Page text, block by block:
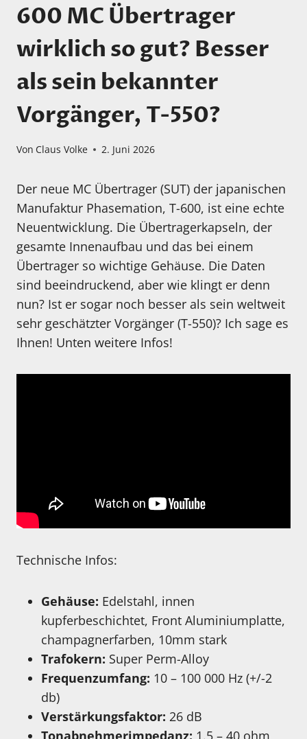
600 MC Übertrager
wirklich so gut? Besser
als sein bekannter
Vorgänger, T-550?
Von Claus Volke 2. Juni 2026
Der neue MC Übertrager (SUT) der japanischen
Manufaktur Phasemation, T-600, ist eine echte
Neuentwicklung. Die Übertragerkapseln, der
gesamte Innenaufbau und das bei einem
Übertrager so wichtige Gehäuse. Die Daten
sind beeindruckend, aber wie klingt er denn
nun? Ist er sogar noch besser als sein weltweit
sehr geschätzter Vorgänger (T-550)? Ich sage es
Ihnen! Unten weitere Infos!
Technische Infos:
Gehäuse: Edelstahl, innen
kupferbeschichtet, Front Aluminiumplatte,
champagnerfarben, 10mm stark
Trafokern: Super Perm-Alloy
Frequenzumfang: 10 – 100 000 Hz (+/-2
db)
Verstärkungsfaktor: 26 dB
Tonabnehmerimpedanz: 1.5 – 40 ohm